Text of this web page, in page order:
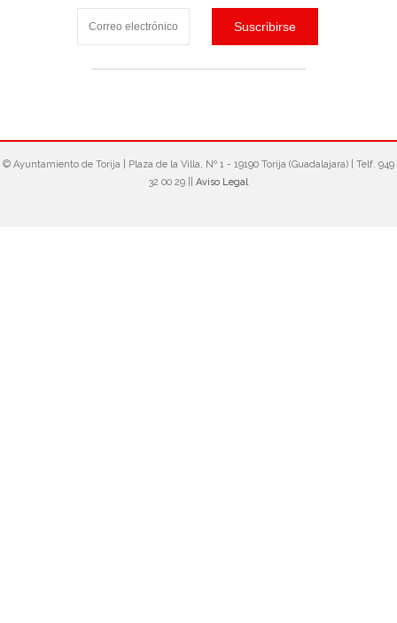
© Ayuntamiento de Torija‎ | Plaza de la Villa, Nº 1 - 19190 Torija (Guadalajara) | Telf. 949
32 00 29 || Aviso Legal